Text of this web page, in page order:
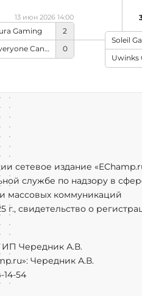
Gaming
2
Everyone Can Shine
0
13 июн 2026 14:00
Soleil
Uwinks
сетевое издание
службе по надзору в
массовых коммуникаций
г., свидетельство о
ИП Чередник А.В.
Чередник А.В.
14-54